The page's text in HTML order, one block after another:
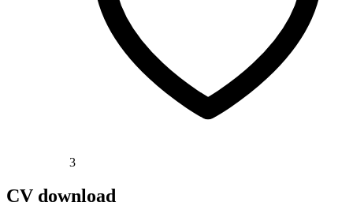
3
CV download